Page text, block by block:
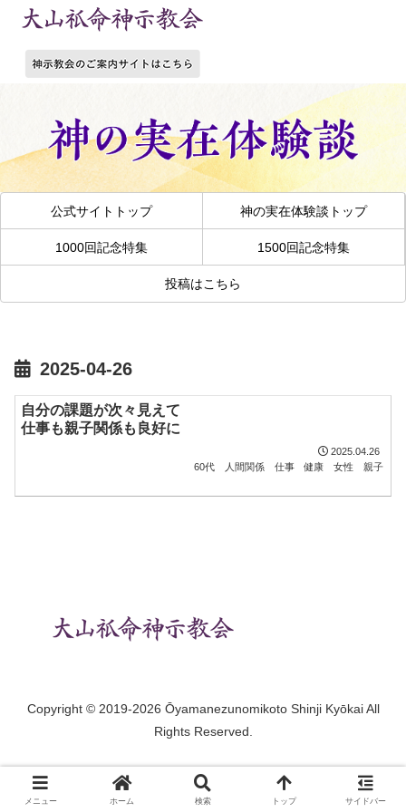
公式サイトトップ 神の実在体験談トップ
1000回記念特集 1500回記念特集
投稿はこちら
2025-04-26
自分の課題が次々見えて
仕事も親子関係も良好に
2025.04.26
60代
人間関係 仕事 健康 女性 親子
Copyright © 2019-2026 Ōyamanezunomikoto Shinji Kyōkai All
Rights Reserved.
メニュー ホーム 検索 トップ サイドバー